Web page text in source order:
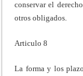
conservar el
otros obligados.
Articulo 8
La forma y los